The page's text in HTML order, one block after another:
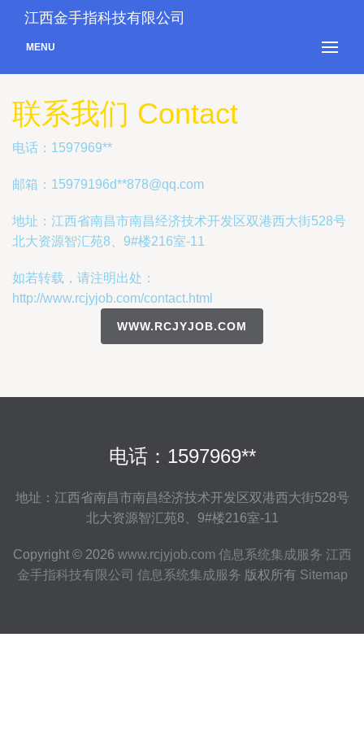
江西金手指科技有限公司
MENU
联系我们 Contact
电话：1597969**
邮箱：15979196d**878@qq.com
地址：江西省南昌市南昌经济技术开发区双港西大街528号
北大资源智汇苑8、9#楼216室-11
如若转载，请注明出处：
http://www.rcjyjob.com/contact.html
WWW.RCJYJOB.COM
电话：1597969**
地址：江西省南昌市南昌经济技术开发区双港西大街528号
北大资源智汇苑8、9#楼216室-11
Copyright © 2026 www.rcjyjob.com 信息系统集成服务 江西
金手指科技有限公司 信息系统集成服务 版权所有 Sitemap